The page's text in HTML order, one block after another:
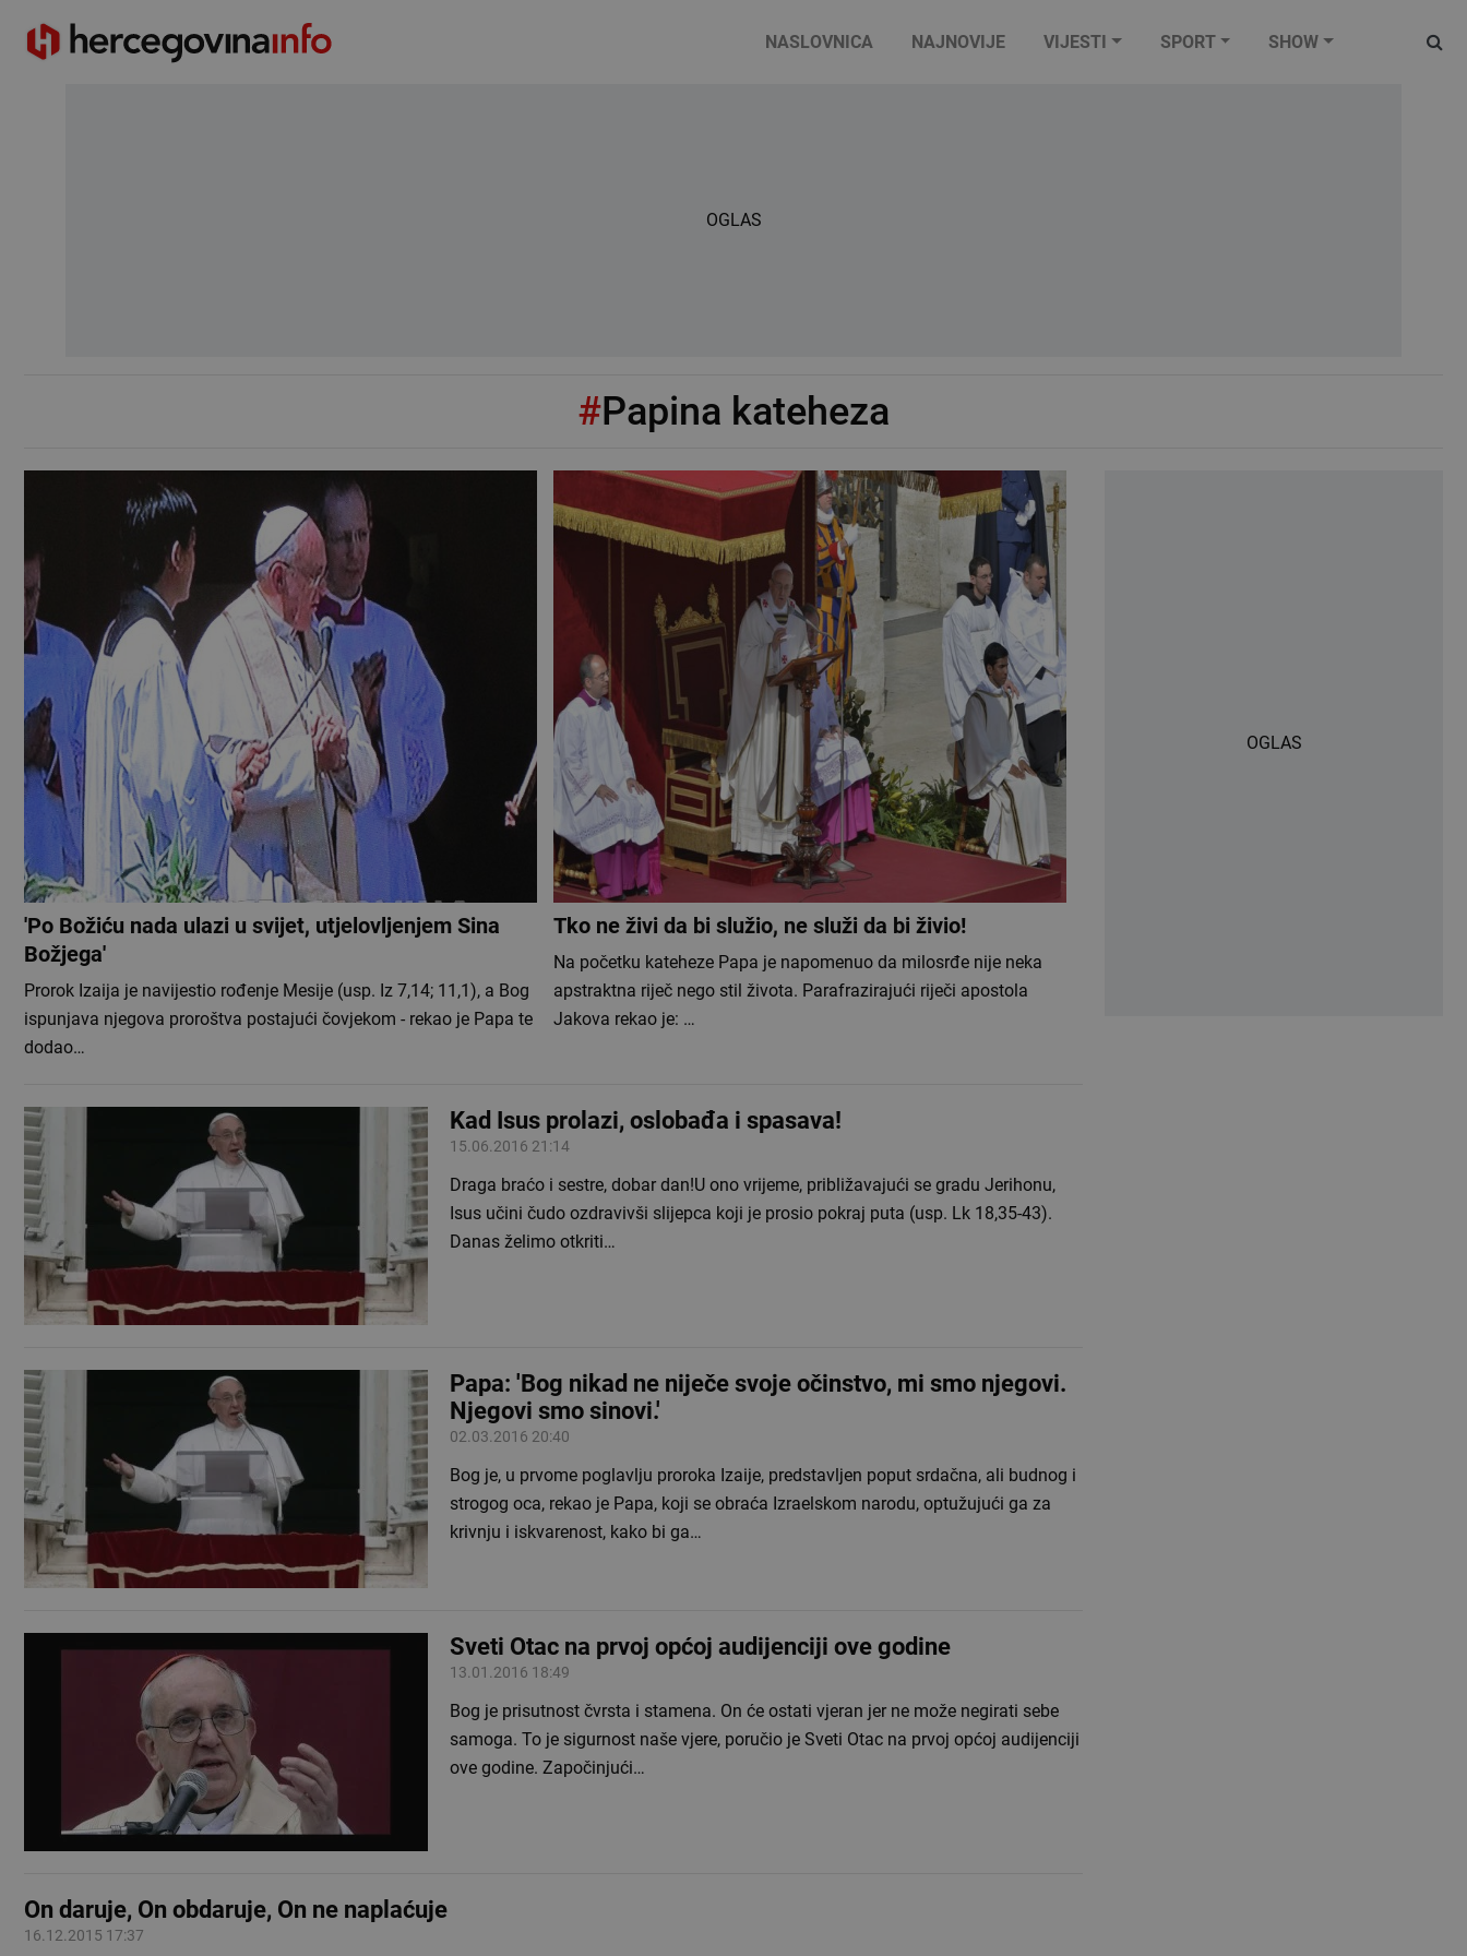
NASLOVNICA NAJNOVIJE VIJESTI SPORT SHOW
OGLAS
#Papina kateheza
'Po Božiću nada ulazi u svijet, utjelovljenjem Sina
Božjega'
Prorok Izaija je navijestio rođenje Mesije (usp. Iz 7,14; 11,1), a Bog
ispunjava njegova proroštva postajući čovjekom - rekao je Papa te
dodao…
Tko ne živi da bi služio, ne služi da bi živio!
Na početku kateheze Papa je napomenuo da milosrđe nije neka
apstraktna riječ nego stil života. Parafrazirajući riječi apostola
Jakova rekao je: …
Kad Isus prolazi, oslobađa i spasava!
15.06.2016 21:14
Draga braćo i sestre, dobar dan!U ono vrijeme, približavajući se gradu Jerihonu,
Isus učini čudo ozdravivši slijepca koji je prosio pokraj puta (usp. Lk 18,35-43).
Danas želimo otkriti…
Papa: 'Bog nikad ne niječe svoje očinstvo, mi smo njegovi.
Njegovi smo sinovi.'
02.03.2016 20:40
Bog je, u prvome poglavlju proroka Izaije, predstavljen poput srdačna, ali budnog i
strogog oca, rekao je Papa, koji se obraća Izraelskom narodu, optužujući ga za
krivnju i iskvarenost, kako bi ga…
Sveti Otac na prvoj općoj audijenciji ove godine
13.01.2016 18:49
Bog je prisutnost čvrsta i stamena. On će ostati vjeran jer ne može negirati sebe
samoga. To je sigurnost naše vjere, poručio je Sveti Otac na prvoj općoj audijenciji
ove godine. Započinjući…
On daruje, On obdaruje, On ne naplaćuje
16.12.2015 17:37
OGLAS